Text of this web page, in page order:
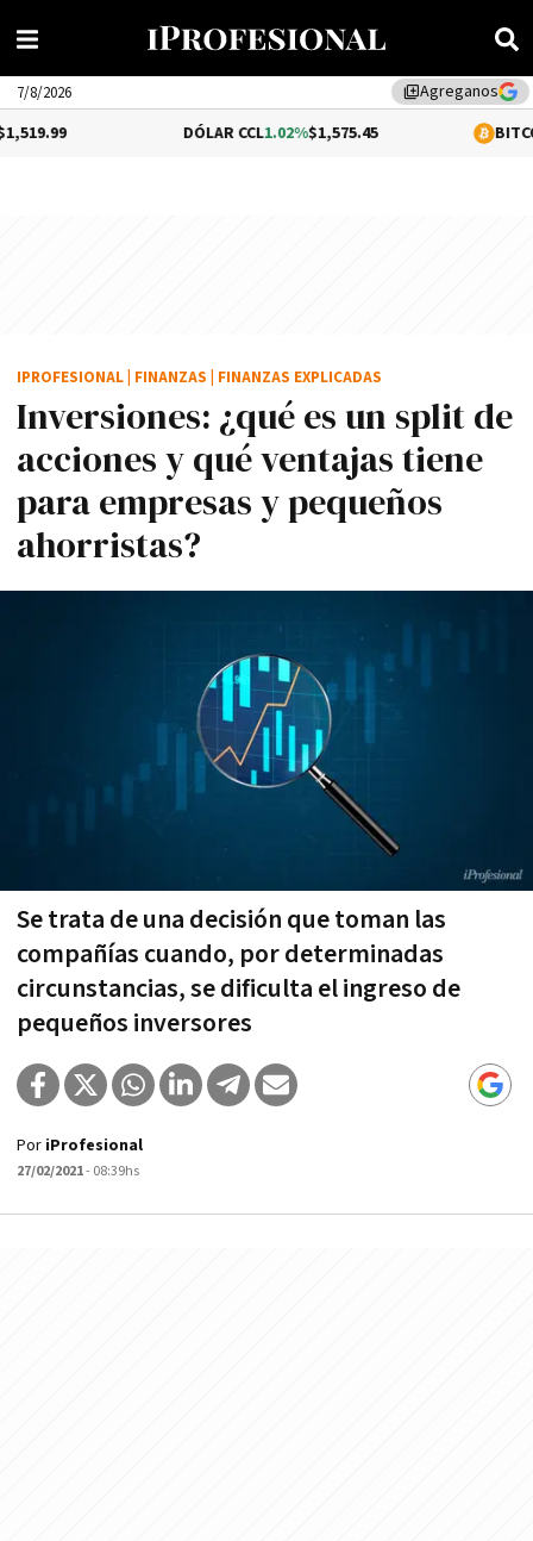
library_addAgreganos
7/8/2026
1.02%$1,575.45 0.2%
Inversiones: ¿qué es un split de
acciones y qué ventajas tiene
para empresas y pequeños
ahorristas?
Se trata de una decisión que toman las
compañías cuando, por determinadas
circunstancias, se dificulta el ingreso de
pequeños inversores
IPROFESIONAL FINANZAS FINANZAS EXPLICADAS
Por iProfesional
27/02/2021- 08:39hs